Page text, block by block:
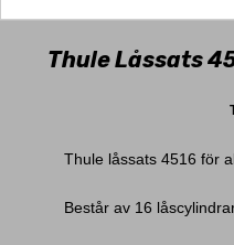
Thule Låssats
Thule låssats 4516 för
Består av 16